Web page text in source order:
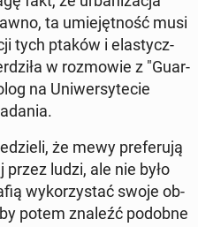
ta umie­jęt­ność musi
tych ptaków i ela­stycz­
w roz­mo­wie z "Gu­ar­
na Uni­wer­sy­te­cie
że mewy pre­fe­ru­ją
ludzi, ale nie było
wy­ko­rzy­stać swoje ob­
potem znaleźć podobne